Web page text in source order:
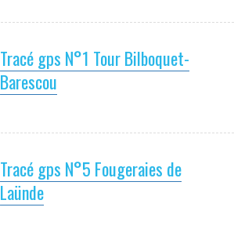
Tracé gps N°1 Tour Bilboquet-
Barescou
Tracé gps N°5 Fougeraies de
Laünde